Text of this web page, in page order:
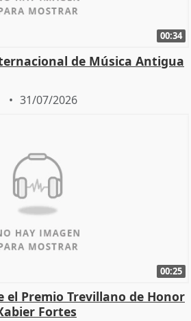
00:34
de Música Antigua
31/07/2026
00:25
el Premio Trevillano de Honor
Fortes